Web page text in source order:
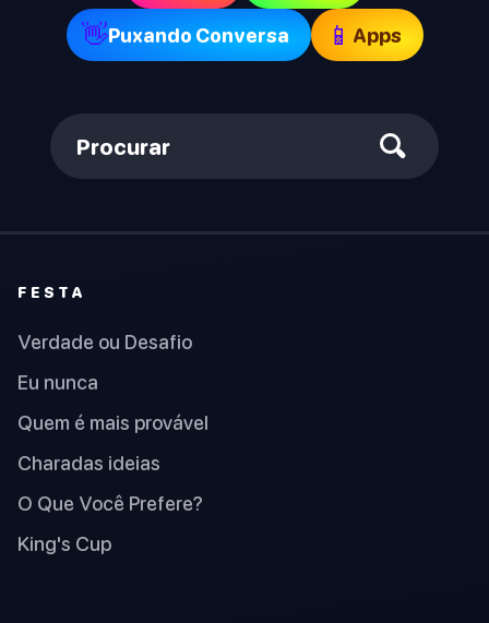
👋Puxando Conversa 📱 Apps
Procurar
FESTA
Verdade ou Desafio
Eu nunca
Quem é mais provável
Charadas ideias
O Que Você Prefere?
King's Cup